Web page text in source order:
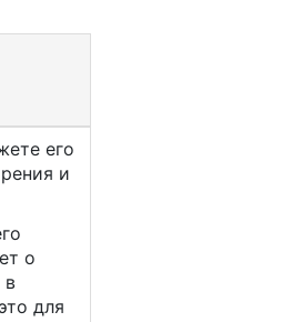
его
и
о
в
для